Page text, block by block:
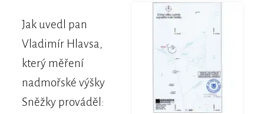
Jak uvedl pan
Vladimír Hlavsa,
který měření
nadmořské výšky
Sněžky prováděl: